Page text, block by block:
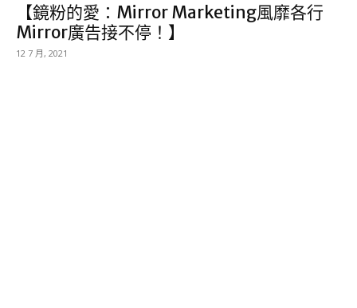
【鏡粉的愛：Mirror Marketing風靡各行
Mirror廣告接不停！】
12 7 月, 2021